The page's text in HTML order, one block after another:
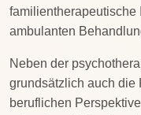
familientherapeutische
ambulanten
Neben der
grundsätzlich auch die
beruflichen